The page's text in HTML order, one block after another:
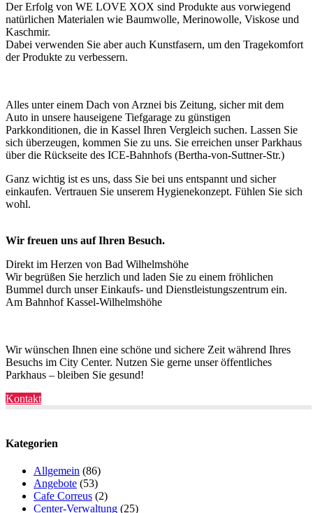
Der Erfolg von WE LOVE XOX sind Produkte aus vorwiegend
natürlichen Materialen wie Baumwolle, Merinowolle, Viskose und
Kaschmir.
Dabei verwenden Sie aber auch Kunstfasern, um den Tragekomfort
der Produkte zu verbessern.
Alles unter einem Dach von Arznei bis Zeitung, sicher mit dem
Auto in unsere hauseigene Tiefgarage zu günstigen
Parkkonditionen, die in Kassel Ihren Vergleich suchen. Lassen Sie
sich überzeugen, kommen Sie zu uns. Sie erreichen unser Parkhaus
über die Rückseite des ICE-Bahnhofs (Bertha-von-Suttner-Str.)
Ganz wichtig ist es uns, dass Sie bei uns entspannt und sicher
einkaufen. Vertrauen Sie unserem Hygienekonzept. Fühlen Sie sich
wohl.
Wir freuen uns auf Ihren Besuch.
Direkt im Herzen von Bad Wilhelmshöhe
Wir begrüßen Sie herzlich und laden Sie zu einem fröhlichen
Bummel durch unser Einkaufs- und Dienstleistungszentrum ein.
Am Bahnhof Kassel-Wilhelmshöhe
Wir wünschen Ihnen eine schöne und sichere Zeit während Ihres
Besuchs im City Center. Nutzen Sie gerne unser öffentliches
Parkhaus – bleiben Sie gesund!
Kontakt
Kategorien
Allgemein (86)
Angebote (53)
Cafe Correus (2)
Center-Verwaltung (25)